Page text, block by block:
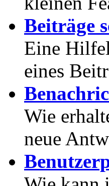
Beiträge
Eine
eines
Wie
neue